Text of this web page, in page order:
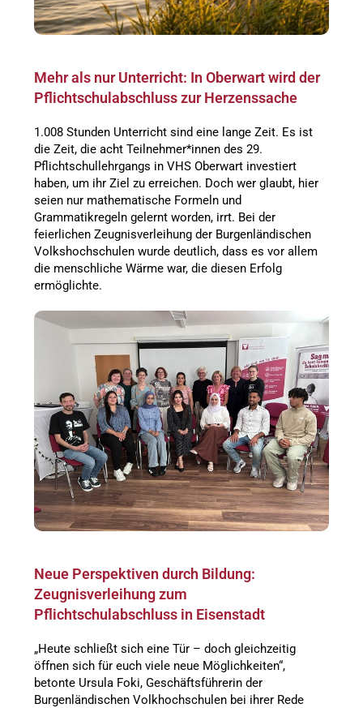
Mehr als nur Unterricht: In Oberwart wird der
Pflichtschulabschluss zur Herzenssache
1.008 Stunden Unterricht sind eine lange Zeit. Es ist
die Zeit, die acht Teilnehmer*innen des 29.
Pflichtschullehrgangs in VHS Oberwart investiert
haben, um ihr Ziel zu erreichen. Doch wer glaubt, hier
seien nur mathematische Formeln und
Grammatikregeln gelernt worden, irrt. Bei der
feierlichen Zeugnisverleihung der Burgenländischen
Volkshochschulen wurde deutlich, dass es vor allem
die menschliche Wärme war, die diesen Erfolg
ermöglichte.
Neue Perspektiven durch Bildung:
Zeugnisverleihung zum
Pflichtschulabschluss in Eisenstadt
„Heute schließt sich eine Tür – doch gleichzeitig
öffnen sich für euch viele neue Möglichkeiten“,
betonte Ursula Foki, Geschäftsführerin der
Burgenländischen Volkhochschulen bei ihrer Rede